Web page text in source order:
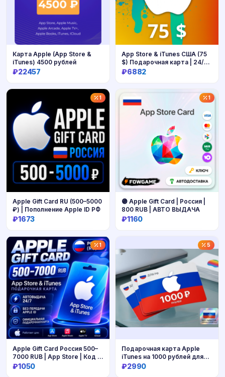
Карта Apple (App Store &
iTunes) 4500 рублей
₽22457
App Store & iTunes США (75
$) Подарочная карта | 24/7
Автодоставка
₽6882
1
Купить
Apple Gift Card RU (500–5000
₽) | Пополнение Apple ID РФ
₽1673
1
🟣 Apple Gift Card | Россия |
800 RUB | АВТО ВЫДАЧА
₽1160
1
Apple Gift Card Россия 500–
7000 RUB | App Store | Код |
Автовыдача 24/7
₽1050
5
Подарочная карта Apple
iTunes на 1000 рублей для
РФ
₽2990